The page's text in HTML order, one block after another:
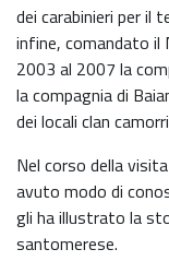
dei carabinieri per il
infine, comandato il
2003 al 2007 la
la compagnia di
dei locali clan
Nel corso della
avuto modo di
gli ha illustrato la
santomerese.